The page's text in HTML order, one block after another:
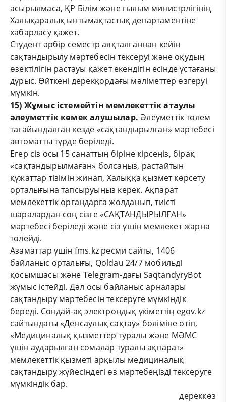
асырылмаса, ҚР Білім және ғылым министрлігінің
Халықаралық ынтымақтастық департаментіне
хабарласу қажет.
Студент әрбір семестр аяқталғаннан кейін
сақтандырылу мәртебесін тексеруі және оқудың
өзектілігін растауы қажет екендігін есінде ұстағаны
дұрыс. Өйткені дерекқордағы мәліметтер өзгеруі
мүмкін.
15) Жұмыс істемейтін мемлекеттік атаулы
әлеуметтік көмек алушылар. Әлеуметтік төлем
тағайындалған кезде «сақтандырылған» мәртебесі
автоматты түрде беріледі.
Егер сіз осы 15 санаттың біріне кірсеңіз, бірақ
«сақтандырылмаған» болсаңыз, растайтын
құжаттар тізімін жинап, Халыққа қызмет көрсету
орталығына тапсыруыңыз керек. Ақпарат
мемлекеттік органдарға жолданып, тиісті
шаралардан соң сізге «САҚТАНДЫРЫЛҒАН»
мәртебесі беріледі және сіз үшін мемлекет жарна
төлейді.
Азаматтар үшін fms.kz ресми сайты, 1406
байланыс орталығы, Qoldau 24/7 мобильді
қосымшасы және Telegram-дағы SaqtandyryBot
жұмыс істейді. Дәл осы байланыс арналары
сақтандыру мәртебесін тексеруге мүмкіндік
береді. Сондай-ақ электрондық үкіметтің egov.kz
сайтындағы «Денсаулық сақтау» бөліміне өтіп,
«Медициналық қызметтер туралы және МӘМС
үшін аударылған сомалар туралы ақпарат»
мемлекеттік қызметі арқылы медициналық
сақтандыру жүйесіндегі өз мәртебеңізді тексеруге
мүмкіндік бар.
дереккөз